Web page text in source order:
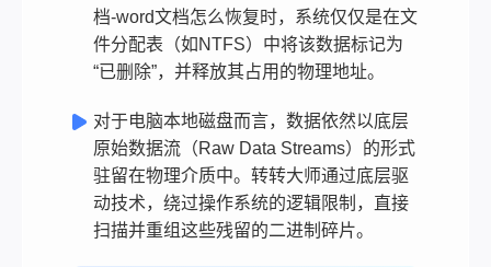
档-word文档怎么恢复时，系统仅仅是在文
件分配表（如NTFS）中将该数据标记为
“已删除”，并释放其占用的物理地址。
对于电脑本地磁盘而言，数据依然以底层
原始数据流（Raw Data Streams）的形式
驻留在物理介质中。转转大师通过底层驱
动技术，绕过操作系统的逻辑限制，直接
扫描并重组这些残留的二进制碎片。